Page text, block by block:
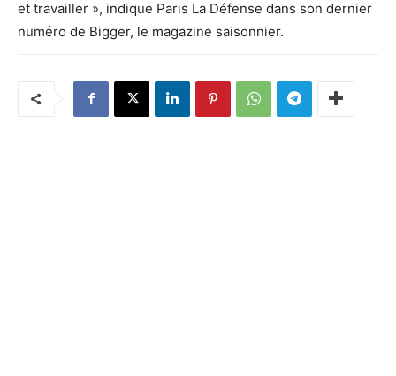
et travailler », indique Paris La Défense dans son dernier
numéro de Bigger, le magazine saisonnier.